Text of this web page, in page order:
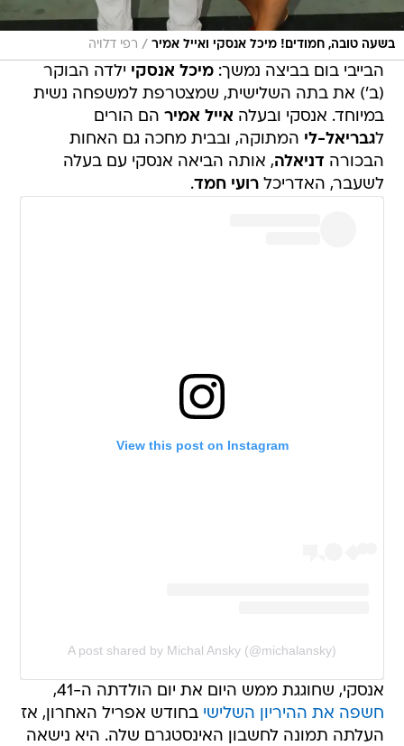
בשעה טובה, חמודים! מיכל אנסקי ואייל אמיר / רפי דלויה
הבייבי בום בביצה נמשך:מיכל אנסקי ילדה הבוקר
(ב') את בתה השלישית, שמצטרפת למשפחה נשית
במיוחד. אנסקי ובעלה אייל אמיר הם הורים
לגבריאל-לי המתוקה, ובבית מחכה גם האחות
הבכורה דניאלה, אותה הביאה אנסקי עם בעלה
לשעבר, האדריכלרועי חמד.
View this post on Instagram
A post shared by Michal Ansky (@michalansky)
אנסקי, שחוגגת ממש היום את יום הולדתה ה-41,
חשפה את ההיריון השלישי בחודש אפריל האחרון, אז
העלתה תמונה לחשבון האינסטגרם שלה. היא נישאה